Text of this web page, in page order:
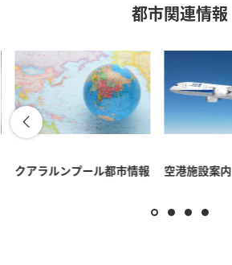
都市関連情報
クアラルンプール都市情報 空港施設案内